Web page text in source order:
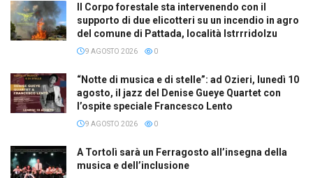
Il Corpo forestale sta intervenendo con il
supporto di due elicotteri su un incendio in agro
del comune di Pattada, località Istrrridolzu
9 AGOSTO 2026 0
“Notte di musica e di stelle”: ad Ozieri, lunedì 10
agosto, il jazz del Denise Gueye Quartet con
l’ospite speciale Francesco Lento
9 AGOSTO 2026 0
A Tortolì sarà un Ferragosto all’insegna della
musica e dell’inclusione